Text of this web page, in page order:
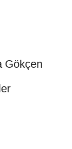
Gökçen